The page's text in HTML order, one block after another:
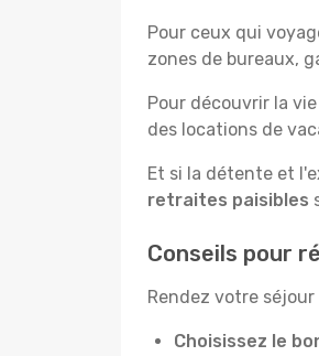
Pour ceux qui
zones de bureaux,
Pour découvrir la
des locations de
Et si la détente et
retraites paisibles
Conseils pour
Rendez votre séjour
Choisissez le